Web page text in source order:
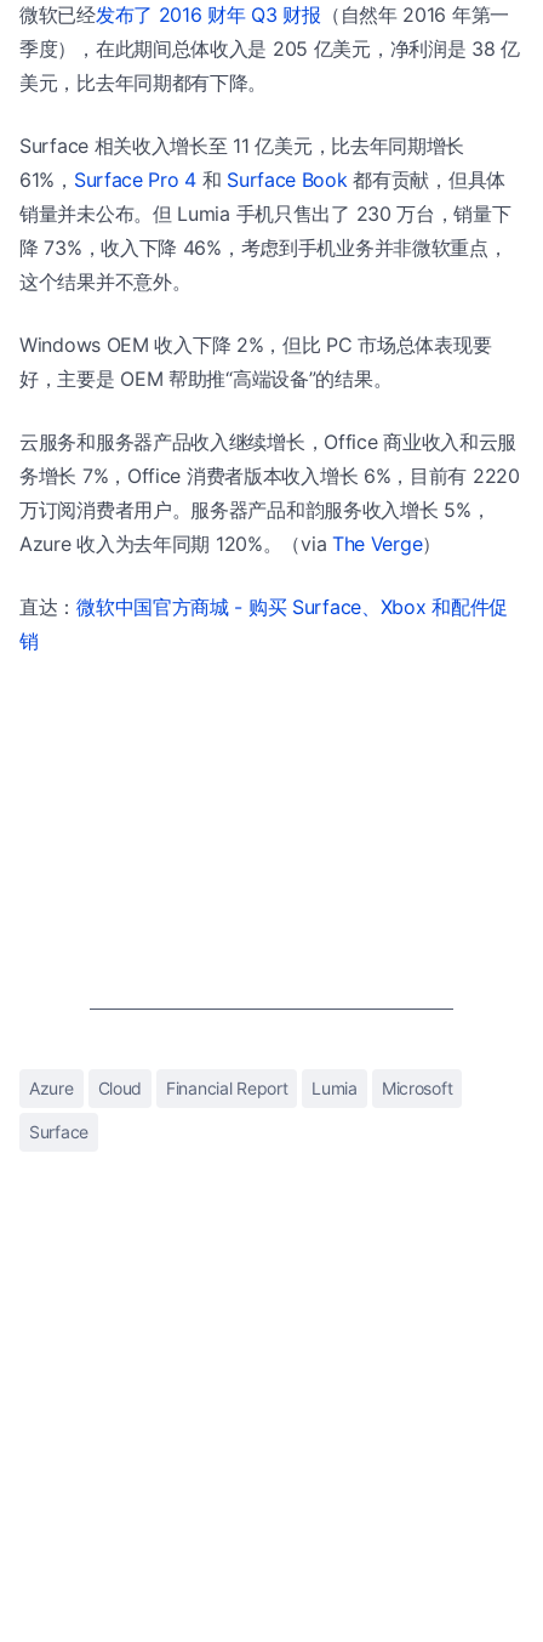
微软已经发布了 2016 财年 Q3 财报 （自然年 2016 年第一
季度），在此期间总体收入是 205 亿美元，净利润是 38 亿
美元，比去年同期都有下降。
Surface 相关收入增长至 11 亿美元，比去年同期增长
61%， Surface Pro 4和 Surface Book 都有贡献，但具体
销量并未公布。但 Lumia 手机只售出了 230 万台，销量下
降 73%，收入下降 46%，考虑到手机业务并非微软重点，
这个结果并不意外。
Windows OEM 收入下降 2%，但比 PC 市场总体表现要
好，主要是 OEM 帮助推“高端设备”的结果。
云服务和服务器产品收入继续增长，Office 商业收入和云服
务增长 7%，Office 消费者版本收入增长 6%，目前有 2220
万订阅消费者用户。服务器产品和韵服务收入增长 5%，
Azure 收入为去年同期 120%。（via The Verge）
直达：微软中国官方商城 - 购买 Surface、Xbox 和配件促
销
Azure Cloud Financial Report Lumia Microsoft
Surface